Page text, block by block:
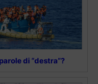
di “destra”?